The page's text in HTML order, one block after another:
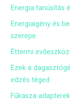
Energia tanúsítás
Energiaigény és
szerepe
Éttermi
Ezek a
edzés téged
Fűkasza